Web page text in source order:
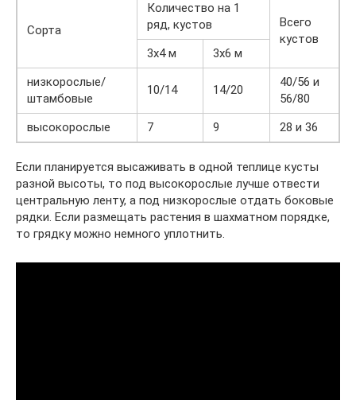
Сорта
Количество на 1
ряд, кустов
Всего
кустов
3х4 м
3х6 м
низкорослые/
штамбовые
10/14 14/20
40/56 и
56/80
высокорослые
7 9 28 и 36
Если планируется высаживать в одной теплице кусты
разной высоты, то под высокорослые лучше отвести
центральную ленту, а под низкорослые отдать боковые
рядки. Если размещать растения в шахматном порядке,
то грядку можно немного уплотнить.